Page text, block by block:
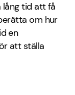
lång tid att få
om hur
en
att ställa